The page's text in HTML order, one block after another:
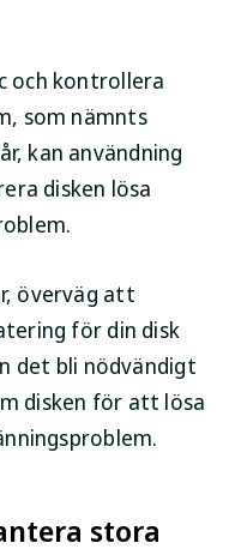
och kontrollera
som nämnts
kan användning
disken lösa
överväg att
för din disk
det bli nödvändigt
disken för att lösa
stora